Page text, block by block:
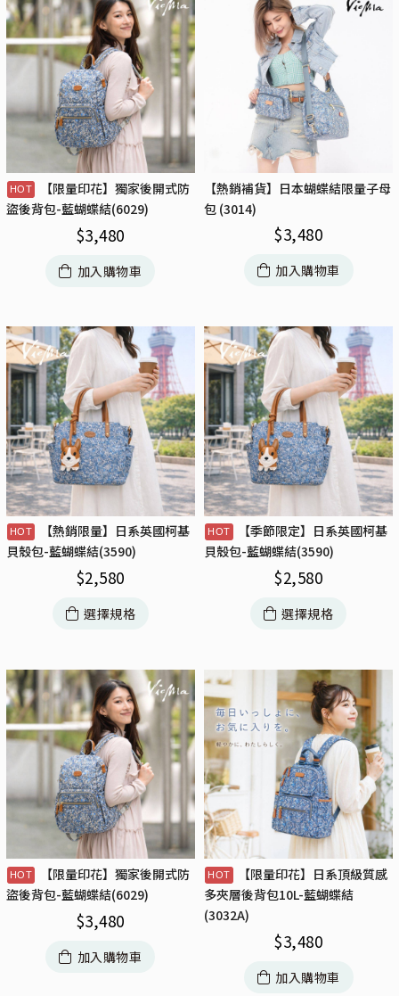
【限量印花】獨家後開式防
盜後背包-藍蝴蝶結(6029)
$3,480
加入購物車
【熱銷補貨】日本蝴蝶結限量子母
包 (3014)
$3,480
加入購物車
【熱銷限量】日系英國柯基
貝殼包-藍蝴蝶結(3590)
$2,580
選擇規格
【季節限定】日系英國柯基
貝殼包-藍蝴蝶結(3590)
$2,580
選擇規格
【限量印花】獨家後開式防
盜後背包-藍蝴蝶結(6029)
$3,480
加入購物車
【限量印花】日系頂級質感
多夾層後背包10L-藍蝴蝶結
(3032A)
$3,480
加入購物車